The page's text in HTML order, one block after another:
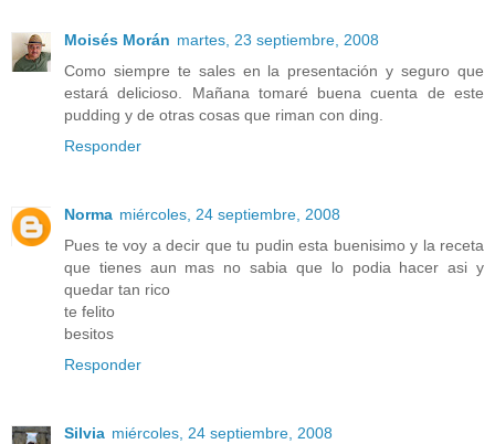
Moisés Morán martes, 23 septiembre, 2008
Como siempre te sales en la presentación y seguro que
estará delicioso. Mañana tomaré buena cuenta de este
pudding y de otras cosas que riman con ding.
Responder
Norma miércoles, 24 septiembre, 2008
Pues te voy a decir que tu pudin esta buenisimo y la receta
que tienes aun mas no sabia que lo podia hacer asi y
quedar tan rico
te felito
besitos
Responder
Silvia miércoles, 24 septiembre, 2008